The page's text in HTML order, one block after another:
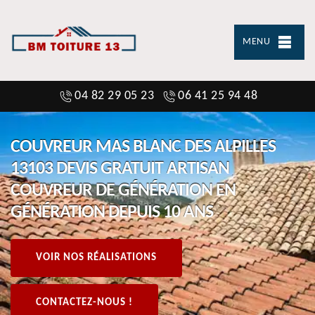
MENU
04 82 29 05 23 06 41 25 94 48
COUVREUR MAS BLANC DES ALPILLES
13103 DEVIS GRATUIT ARTISAN
COUVREUR DE GÉNÉRATION EN
GÉNÉRATION DEPUIS 10 ANS
VOIR NOS RÉALISATIONS
CONTACTEZ-NOUS !